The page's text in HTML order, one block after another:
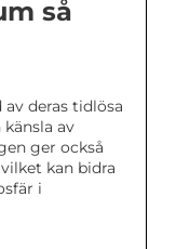
så
deras tidlösa
av
ger också
kan bidra
i